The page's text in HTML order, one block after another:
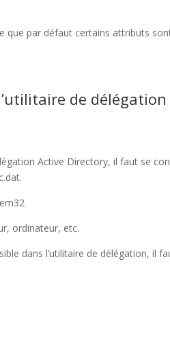
que par défaut certains attributs
de délégation
Active Directory, il faut se
ordinateur, etc.
dans l’utilitaire de délégation, il